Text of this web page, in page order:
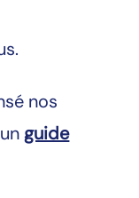
nos
guide